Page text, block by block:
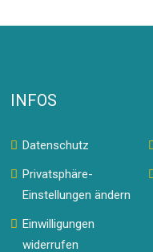
INFOS
Datenschutz
Privatsphäre-
Einstellungen ändern
Einwilligungen
widerrufen